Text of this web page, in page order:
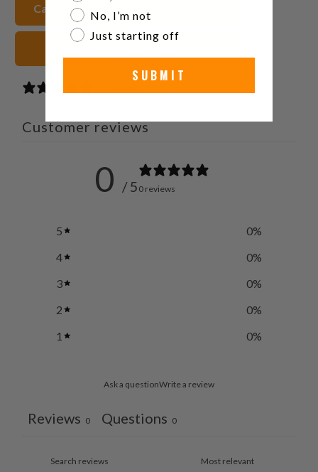
Caoutchouc FKM Sangles de montre
Customer reviews
0 / 5 0 reviews
5 0%
4
0%
3
0%
2
0%
1
0%
Ask a questionWrite a review
Reviews 0 Questions 0
No, I’m not
Just starting off
SUBMIT